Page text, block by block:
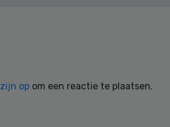
op om een reactie te plaatsen.